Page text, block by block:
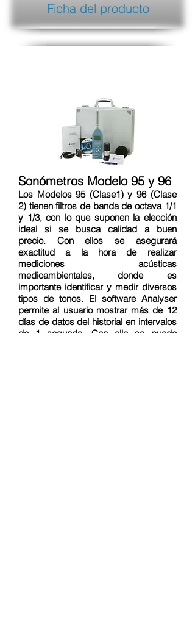
Ficha del producto
Sonómetros Modelo 95 y 96
Los Modelos 95 (Clase1) y 96 (Clase
2) tienen filtros de banda de octava 1/1
y 1/3, con lo que suponen la elección
ideal si se busca calidad a buen
precio. Con ellos se asegurará
exactitud a la hora de realizar
mediciones acústicas
medioambientales, donde es
importante identificar y medir diversos
tipos de tonos. El software Analyser
permite al usuario mostrar más de 12
días de datos del historial en intervalos
de 1 segundo. Con ello se puede